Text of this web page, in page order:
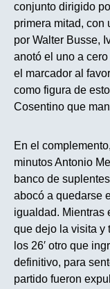
conjunto dirigido
primera mitad, con
por Walter Busse,
anotó el uno a
el marcador al
como figura de
Cosentino que
En el
minutos Antonio
banco de
abocó a quedarse
igualdad. Mientras
que dejo la visita y
los 26′ otro que
definitivo, para
partido fueron